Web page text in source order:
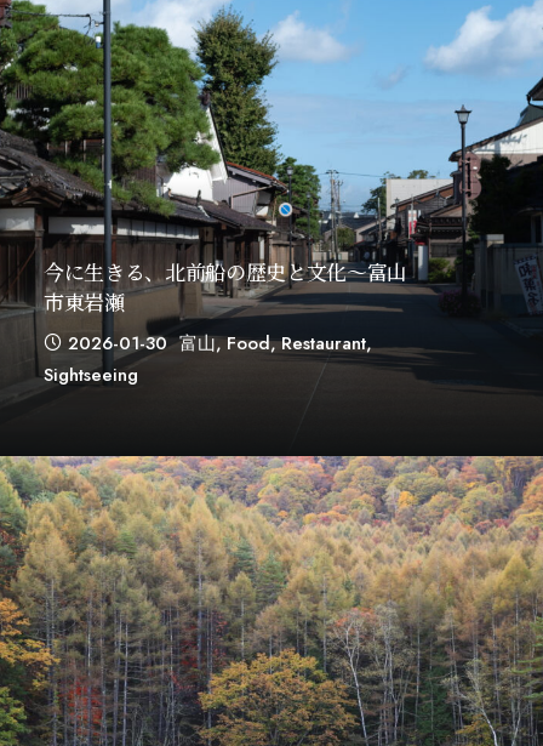
今に生きる、北前船の歴史と文化～富山
市東岩瀬
2026-01-30 富山,Food,Restaurant,
Sightseeing